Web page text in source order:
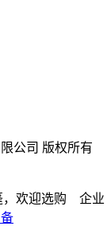
公司 版权所有
，欢迎选购 企业